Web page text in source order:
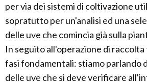
per via dei sistemi di coltivazione
sopratutto per un'analisi ed una
delle uve che comincia già sulla
In seguito all'operazione di
fasi fondamentali: stiamo parlando
delle uve che si deve verificare